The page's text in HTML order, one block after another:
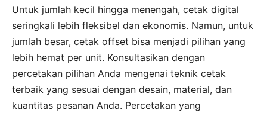
Untuk jumlah kecil hingga menengah, cetak digital
seringkali lebih fleksibel dan ekonomis. Namun, untuk
jumlah besar, cetak offset bisa menjadi pilihan yang
lebih hemat per unit. Konsultasikan dengan
percetakan pilihan Anda mengenai teknik cetak
terbaik yang sesuai dengan desain, material, dan
kuantitas pesanan Anda. Percetakan yang